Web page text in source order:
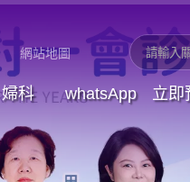
網站地圖
婦科 whatsApp 立即